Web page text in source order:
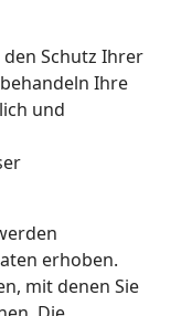
Schutz Ihrer
Ihre
und
erhoben.
mit denen Sie